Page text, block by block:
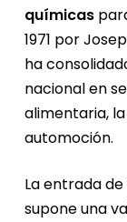
químicas
1971 por
ha
nacional en
alimentaria,
automoción.
La entrada de
supone una